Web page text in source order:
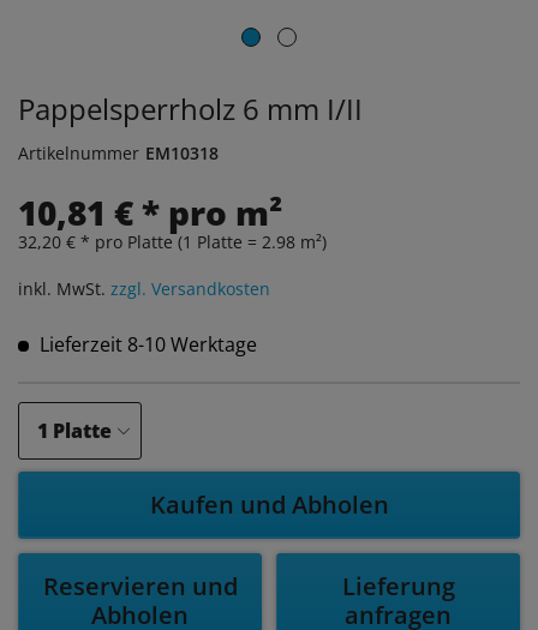
Pappelsperrholz 6 mm I/II
Artikelnummer EM10318
10,81 € * pro m²
32,20 € * pro Platte (1 Platte = 2.98 m²)
inkl. MwSt. zzgl. Versandkosten
Lieferzeit 8-10 Werktage
Kaufen und Abholen
Reservieren und
Abholen
Lieferung
anfragen